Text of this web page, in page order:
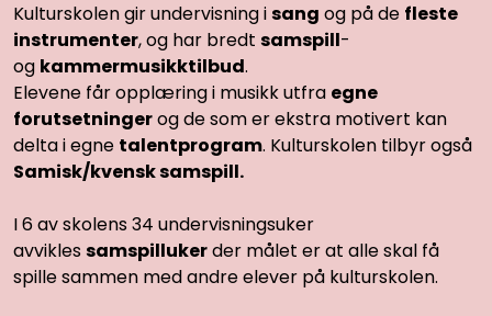
Kulturskolen gir undervisning isang og på de fleste
instrumenter, og har bredt samspill-
og kammermusikktilbud.
Elevene får opplæring i musikk utfra egne
forutsetningerog de som er ekstra motivert kan
delta i egne talentprogram. Kulturskolen tilbyr også
Samisk/kvensk samspill.
I 6 av skolens 34 undervisningsuker
avviklessamspillukerder målet er at alle skal få
spille sammen med andre elever på kulturskolen.